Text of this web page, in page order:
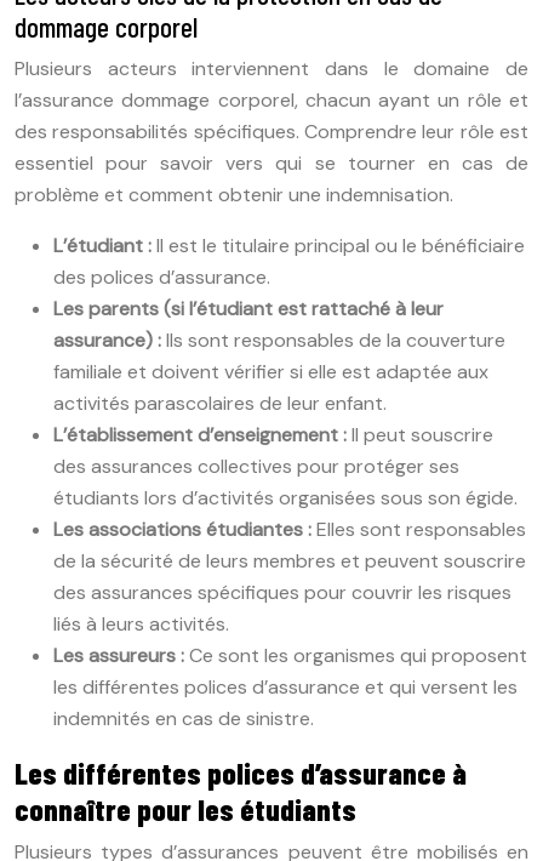
dommage corporel
Plusieurs acteurs interviennent dans le domaine de
l’assurance dommage corporel, chacun ayant un rôle et
des responsabilités spécifiques. Comprendre leur rôle est
essentiel pour savoir vers qui se tourner en cas de
problème et comment obtenir une indemnisation.
L’étudiant :Il est le titulaire principal ou le bénéficiaire
des polices d’assurance.
Les parents (si l’étudiant est rattaché à leur
assurance) :Ils sont responsables de la couverture
familiale et doivent vérifier si elle est adaptée aux
activités parascolaires de leur enfant.
L’établissement d’enseignement :Il peut souscrire
des assurances collectives pour protéger ses
étudiants lors d’activités organisées sous son égide.
Les associations étudiantes :Elles sont responsables
de la sécurité de leurs membres et peuvent souscrire
des assurances spécifiques pour couvrir les risques
liés à leurs activités.
Les assureurs :Ce sont les organismes qui proposent
les différentes polices d’assurance et qui versent les
indemnités en cas de sinistre.
Les différentes polices d’assurance à
connaître pour les étudiants
Plusieurs types d’assurances peuvent être mobilisés en